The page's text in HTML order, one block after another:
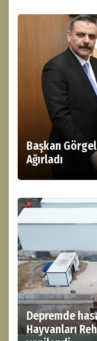
Başkan
Ağırladı
Depremde
Hayvanları